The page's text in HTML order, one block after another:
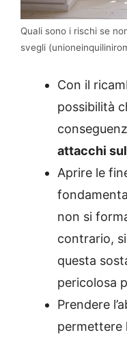
Quali sono i rischi se
svegli
Con il
possibilità
attacchi
Aprire le
non si
contrario,
questa
pericolosa
Prendere
permettere